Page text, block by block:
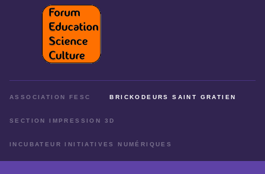
ASSOCIATION FESC BRICKODEURS SAINT GRATIEN
SECTION IMPRESSION 3D
INCUBATEUR INITIATIVES NUMÉRIQUES